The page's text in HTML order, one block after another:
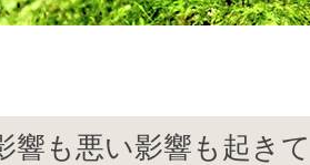
響も悪い影響も起き